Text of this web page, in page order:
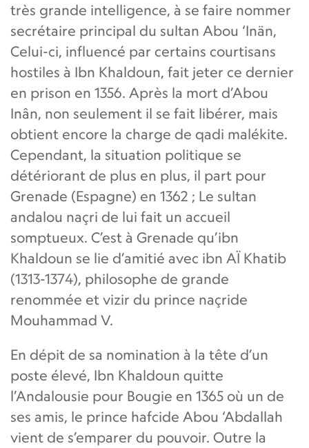
très grande intelligence, à se faire nommer
secrétaire principal du sultan Abou ‘Inän,
Celui-ci, influencé par certains courtisans
hostiles à Ibn Khaldoun, fait jeter ce dernier
en prison en 1356. Après la mort d’Abou
Inân, non seulement il se fait libérer, mais
obtient encore la charge de qadi malékite.
Cependant, la situation politique se
détériorant de plus en plus, il part pour
Grenade (Espagne) en 1362 ; Le sultan
andalou naçri de lui fait un accueil
somptueux. C’est à Grenade qu’ibn
Khaldoun se lie d’amitié avec ibn AÏ Khatib
(1313-1374), philosophe de grande
renommée et vizir du prince naçride
Mouhammad V.
En dépit de sa nomination à la tête d’un
poste élevé, Ibn Khaldoun quitte
l’Andalousie pour Bougie en 1365 où un de
ses amis, le prince hafcide Abou ‘Abdallah
vient de s’emparer du pouvoir. Outre la